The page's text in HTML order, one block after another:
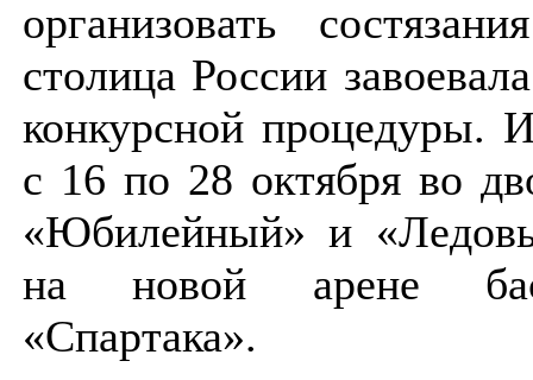
организовать
столица России
конкурсной процедуры.
с 16 по 28 октября во
«Юбилейный» и
на новой арене
«Спартака».